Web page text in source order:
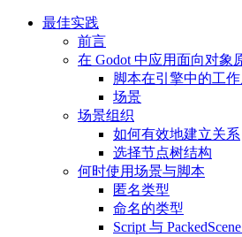
最佳实践
前言
在 Godot 中应用面向对象
脚本在引擎中的工
场景
场景组织
如何有效地建立关系
选择节点树结构
何时使用场景与脚本
匿名类型
命名的类型
Script 与